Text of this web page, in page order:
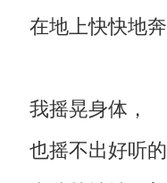
在地上快快
我摇晃身体
也摇不出好听